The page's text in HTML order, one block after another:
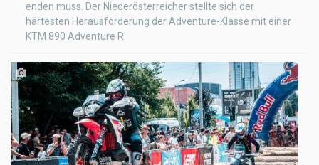
enden muss. Der Niederösterreicher stellte sich der
härtesten Herausforderung der Adventure-Klasse mit einer
KTM 890 Adventure R.